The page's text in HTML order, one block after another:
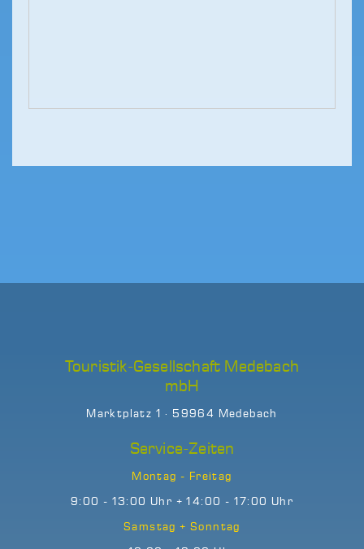
Touristik-Gesellschaft Medebach
mbH
Marktplatz 1 · 59964 Medebach
Service-Zeiten
Montag - Freitag
9:00 - 13:00 Uhr + 14:00 - 17:00 Uhr
Samstag + Sonntag